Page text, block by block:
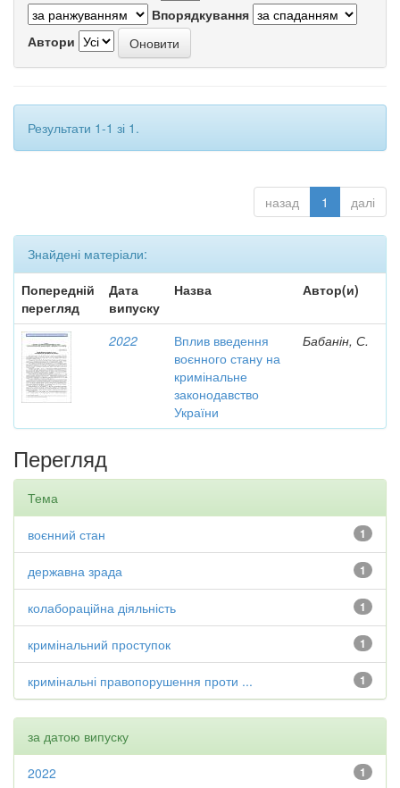
Впорядкування
Автори
Результати 1-1 зі 1.
назад 1 далі
Знайдені матеріали:
Попередній
перегляд
Дата
випуску
Назва Автор(и)
2022
Вплив введення
воєнного стану на
кримінальне
законодавство
України
Бабанін, С.
Перегляд
Тема
1
воєнний стан
1
державна зрада
1
колабораційна діяльність
1
кримінальний проступок
1
кримінальні правопорушення проти ...
за датою випуску
1
2022